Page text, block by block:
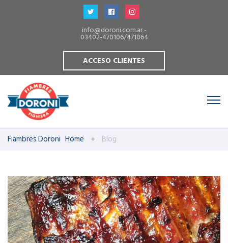
info@doroni.com.ar -
03402-470106/471064
ACCESO CLIENTES
Fiambres Doroni Home Blog